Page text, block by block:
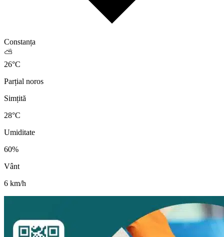
Constanța
⛅
26°C
Parțial noros
Simțită
28°C
Umiditate
60%
Vânt
6 km/h